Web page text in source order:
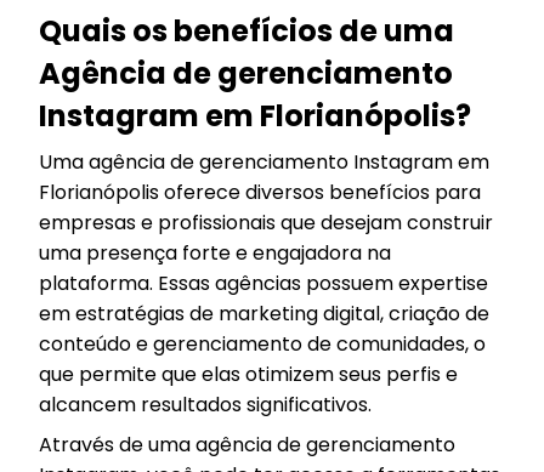
Quais os benefícios de uma
Agência de gerenciamento
Instagram em Florianópolis?
Uma agência de gerenciamento Instagram em
Florianópolis oferece diversos benefícios para
empresas e profissionais que desejam construir
uma presença forte e engajadora na
plataforma. Essas agências possuem expertise
em estratégias de marketing digital, criação de
conteúdo e gerenciamento de comunidades, o
que permite que elas otimizem seus perfis e
alcancem resultados significativos.
Através de uma agência de gerenciamento